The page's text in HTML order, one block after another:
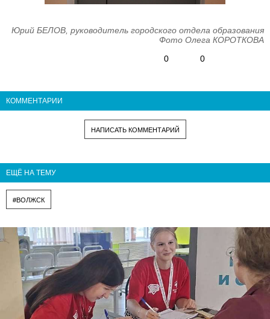
Юрий БЕЛОВ, руководитель городского отдела образования
Фото Олега КОРОТКОВА
0
0
КОММЕНТАРИИ
НАПИСАТЬ КОММЕНТАРИЙ
ЕЩЁ НА ТЕМУ
#ВОЛЖСК